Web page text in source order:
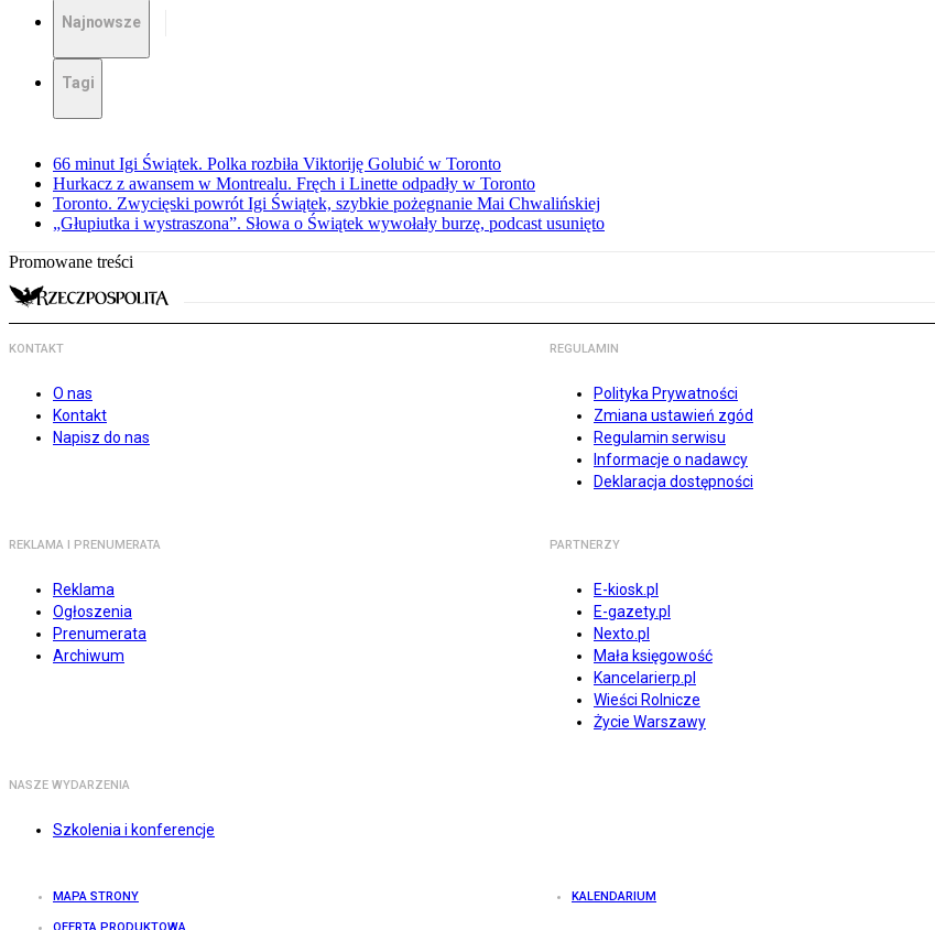
Najnowsze
Tagi
66 minut Igi Świątek. Polka rozbiła Viktoriję Golubić w Toronto
Hurkacz z awansem w Montrealu. Fręch i Linette odpadły w Toronto
Toronto. Zwycięski powrót Igi Świątek, szybkie pożegnanie Mai Chwalińskiej
„Głupiutka i wystraszona”. Słowa o Świątek wywołały burzę, podcast usunięto
Promowane treści
KONTAKT
O nas
Kontakt
Napisz do nas
REGULAMIN
Polityka Prywatności
Zmiana ustawień zgód
Regulamin serwisu
Informacje o nadawcy
Deklaracja dostępności
REKLAMA I PRENUMERATA
Reklama
Ogłoszenia
Prenumerata
Archiwum
PARTNERZY
E-kiosk.pl
E-gazety.pl
Nexto.pl
Mała księgowość
Kancelarierp.pl
Wieści Rolnicze
Życie Warszawy
NASZE WYDARZENIA
Szkolenia i konferencje
MAPA STRONY KALENDARIUM